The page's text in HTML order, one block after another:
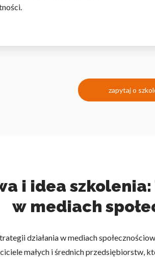
zapytaj o
i idea
w mediach
działania w mediach
małych i średnich przedsiębiorstw,